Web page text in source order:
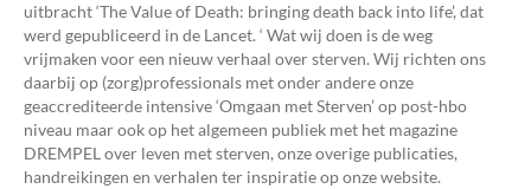
uitbracht ‘The Value of Death: bringing death back into life’, dat
werd gepubliceerd in de Lancet. ‘ Wat wij doen is de weg
vrijmaken voor een nieuw verhaal over sterven. Wij richten ons
daarbij op (zorg)professionals met onder andere onze
geaccrediteerde intensive ‘Omgaan met Sterven’ op post-hbo
niveau maar ook op het algemeen publiek met het magazine
DREMPEL over leven met sterven, onze overige publicaties,
handreikingen en verhalen ter inspiratie op onze website.